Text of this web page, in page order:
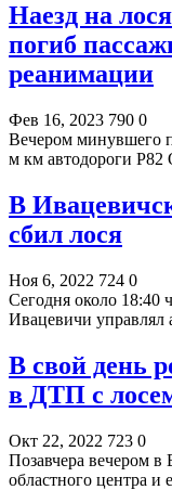
Наезд на
погиб
реанимации
Фев 16, 2023 790 0
Вечером минувшего
м км автодороги
В
сбил лося
Ноя 6, 2022 724 0
Сегодня около 18:40
Ивацевичи
В свой день
в ДТП с
Окт 22, 2022 723 0
Позавчера вечером в
областного центра и